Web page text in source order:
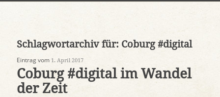
Schlagwortarchiv für: Coburg #digital
Eintrag vom 1. April 2017
Coburg #digital im Wandel
der Zeit